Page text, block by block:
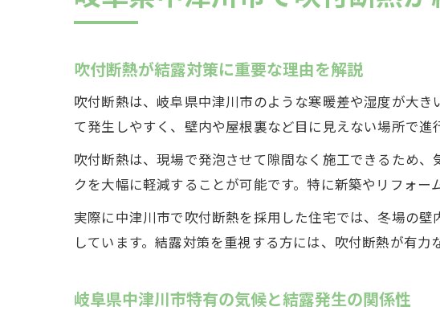
吹
湿
住
結露
壁
吹付断熱が結露対策に重要な理由を解説
吹付断熱は、岐阜県中津川市のような寒暖差や湿度が大
て発生しやすく、壁内や屋根裏など目に見えない場所で進
吹付断熱は、現場で発泡させて隙間なく施工できるため
クを大幅に軽減することが可能です。特に新築やリフォ
実際に中津川市で吹付断熱を採用した住宅では、冬場の
しています。結露対策を重視する方には、吹付断熱が有力
岐阜県中津川市特有の気候と結露発生の関係性